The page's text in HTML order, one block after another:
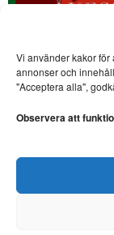
Vi använder kakor
annonser och
"Acceptera alla",
Observera att
Noterat: Sonja
SE ÄVEN